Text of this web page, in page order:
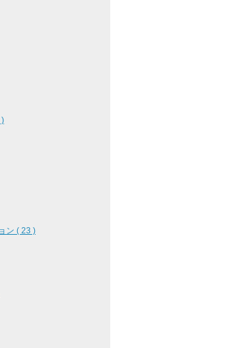
)
ン ( 23 )